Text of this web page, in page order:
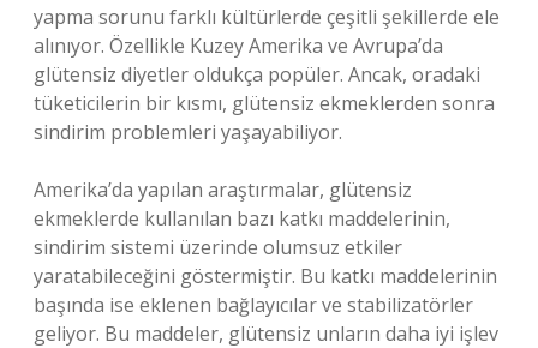
yapma sorunu farklı kültürlerde çeşitli şekillerde ele
alınıyor. Özellikle Kuzey Amerika ve Avrupa’da
glütensiz diyetler oldukça popüler. Ancak, oradaki
tüketicilerin bir kısmı, glütensiz ekmeklerden sonra
sindirim problemleri yaşayabiliyor.
Amerika’da yapılan araştırmalar, glütensiz
ekmeklerde kullanılan bazı katkı maddelerinin,
sindirim sistemi üzerinde olumsuz etkiler
yaratabileceğini göstermiştir. Bu katkı maddelerinin
başında ise eklenen bağlayıcılar ve stabilizatörler
geliyor. Bu maddeler, glütensiz unların daha iyi işlev